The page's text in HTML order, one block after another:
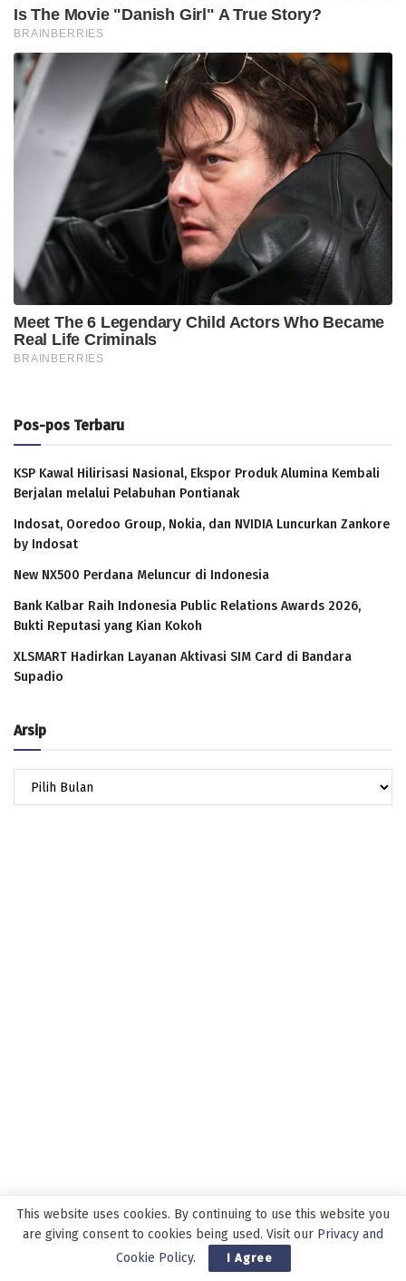
Pos-pos Terbaru
KSP Kawal Hilirisasi Nasional, Ekspor Produk Alumina Kembali
Berjalan melalui Pelabuhan Pontianak
Indosat, Ooredoo Group, Nokia, dan NVIDIA Luncurkan Zankore
by Indosat
New NX500 Perdana Meluncur di Indonesia
Bank Kalbar Raih Indonesia Public Relations Awards 2026,
Bukti Reputasi yang Kian Kokoh
XLSMART Hadirkan Layanan Aktivasi SIM Card di Bandara
Supadio
Arsip
ADVERTISEMENT
This website uses cookies. By continuing to use this website you
are giving consent to cookies being used. Visit our Privacy and
Cookie Policy. I Agree